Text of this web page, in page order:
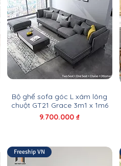
Bộ ghế sofa góc L xám lông
chuột GT21 Grace 3m1 x 1m6
Giá
9.700.000 ₫
Freeship VN